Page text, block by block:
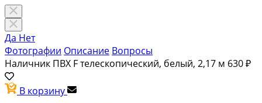
Да Нет
Фотографии Описание Вопросы
Наличник ПВХ F телескопический, белый, 2,17 м 630 ₽
В корзину